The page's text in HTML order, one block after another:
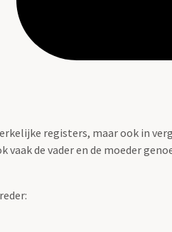
registers, maar ook in
de vader en de moeder